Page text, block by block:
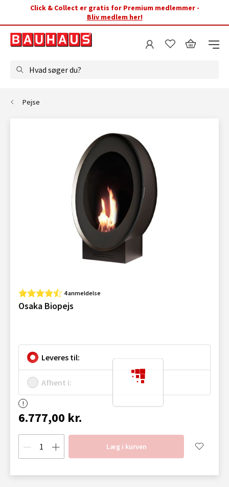
Click & Collect er gratis for Premium medlemmer -
Bliv medlem her!
Hvad søger du?
Pejse
4 anmeldelse
Osaka Biopejs
Leveres til:
Afhent i:
6.777,00 kr.
Læg i kurven